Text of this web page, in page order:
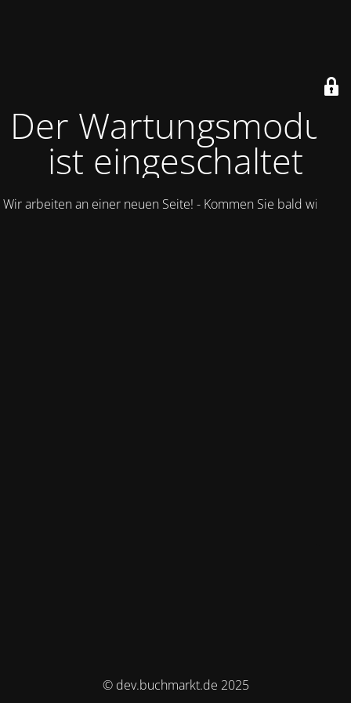
Der Wartungsmodus
ist eingeschaltet
Wir arbeiten an einer neuen Seite! - Kommen Sie bald wieder.
© dev.buchmarkt.de 2025